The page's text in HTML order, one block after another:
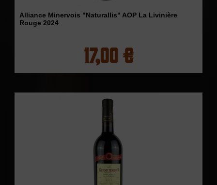
Alliance Minervois "Naturallis" AOP La Livinière
Rouge 2024
17,00 €